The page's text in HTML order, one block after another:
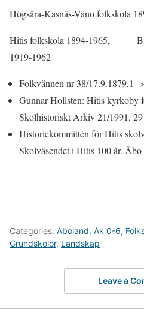
Högsåra-Kasnäs-Vänö folkskola
Hitis folkskola 1894-1965,
1919-1962
Folkvännen nr 38/17.9.1879,1 -
Gunnar Hollsten: Hitis kyrkoby
Skolhistoriskt Arkiv 21/1991,
Historiekommittén för Hitis
Skolväsendet i Hitis 100 år. Åbo
Categories: Åboland, Åk 0-6,
Grundskolor, Landskap
Leave a